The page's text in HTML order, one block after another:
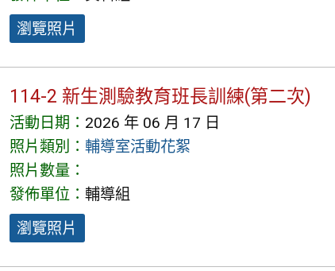
瀏覽照片
114-2 新生測驗教育班長訓練(第二次)
活動日期： 2026 年 06 月 17 日
照片類別： 輔導室活動花絮
照片數量：
發佈單位： 輔導組
瀏覽照片